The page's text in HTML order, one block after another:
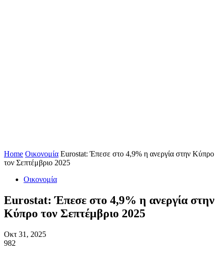
Home Οικονομία Eurostat: Έπεσε στο 4,9% η ανεργία στην Κύπρο
τον Σεπτέμβριο 2025
Οικονομία
Eurostat: Έπεσε στο 4,9% η ανεργία στην
Κύπρο τον Σεπτέμβριο 2025
Οκτ 31, 2025
982